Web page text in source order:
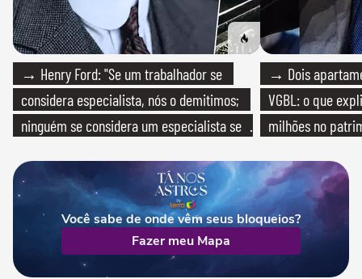
→ Henry Ford: "Se um trabalhador se
considera especialista, nós o demitimos;
ninguém se considera um especialista se
→ Dois
VGBL: o que
milhões no
Você sabe de onde vêm seus bloqueios?
Fazer meu Mapa